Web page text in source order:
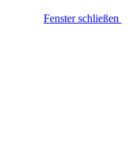
Fenster schließen